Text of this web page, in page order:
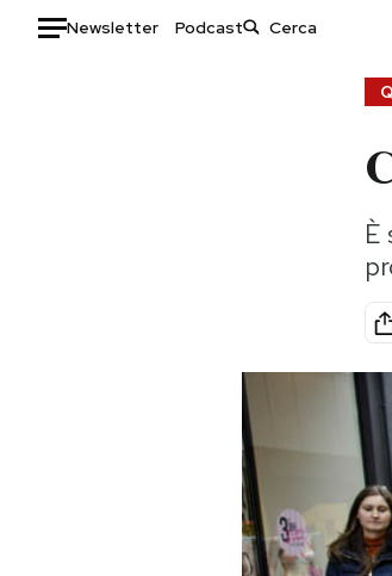
Newsletter Podcast
Consumismi
Storie/Idee
Ok Boomer!
Media
Altrecose
Mondiali
È